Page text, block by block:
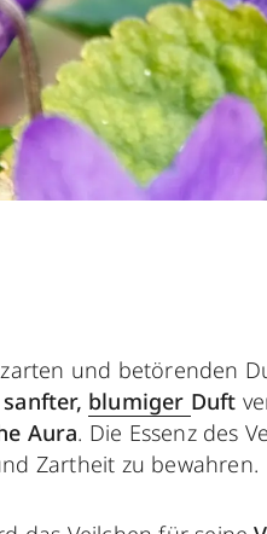
und betörenden
sanfter, blumiger Duft
Aura. Die Essenz des
Zartheit zu bewahren.